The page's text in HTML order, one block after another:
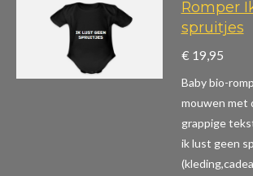
Romper
spruitjes
€ 19,95
Baby bio-
mouwen met
grappige
ik lust geen